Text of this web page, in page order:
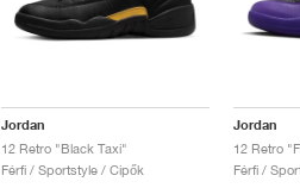
Jordan
12 Retro "Black Taxi"
Férfi / Sportstyle / Cipők
Jordan
12 Retro
Férfi /